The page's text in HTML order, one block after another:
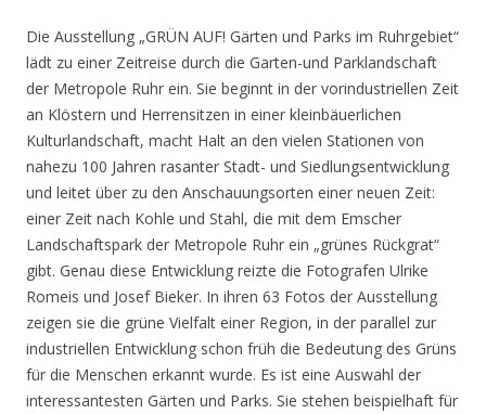
Die Ausstellung „GRÜN AUF! Gärten und Parks im Ruhrgebiet“
lädt zu einer Zeitreise durch die Garten-und Parklandschaft
der Metropole Ruhr ein. Sie beginnt in der vorindustriellen Zeit
an Klöstern und Herrensitzen in einer kleinbäuerlichen
Kulturlandschaft, macht Halt an den vielen Stationen von
nahezu 100 Jahren rasanter Stadt- und Siedlungsentwicklung
und leitet über zu den Anschauungsorten einer neuen Zeit:
einer Zeit nach Kohle und Stahl, die mit dem Emscher
Landschaftspark der Metropole Ruhr ein „grünes Rückgrat“
gibt. Genau diese Entwicklung reizte die Fotografen Ulrike
Romeis und Josef Bieker. In ihren 63 Fotos der Ausstellung
zeigen sie die grüne Vielfalt einer Region, in der parallel zur
industriellen Entwicklung schon früh die Bedeutung des Grüns
für die Menschen erkannt wurde. Es ist eine Auswahl der
interessantesten Gärten und Parks. Sie stehen beispielhaft für